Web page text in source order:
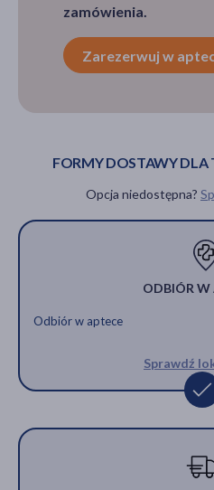
zamówienia.
Zarezerwuj w
FORMY DOSTAWY DLA
Opcja niedostępna?
ODBIÓR W
Odbiór w aptece
Sprawdź